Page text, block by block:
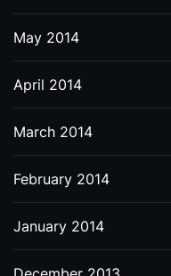
May 2014
April 2014
March 2014
February 2014
January 2014